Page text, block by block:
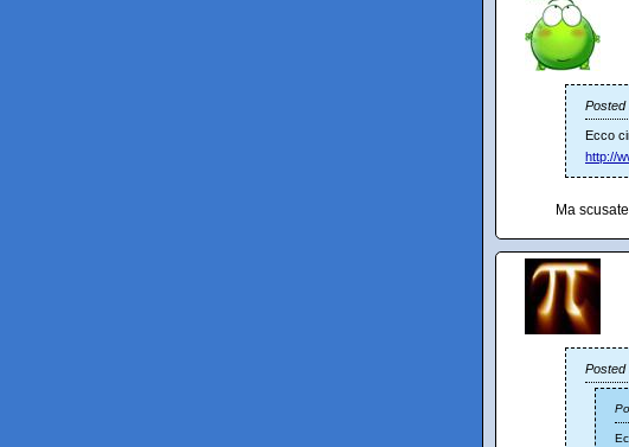
Posted
Ecco
http://
Ma
Posted